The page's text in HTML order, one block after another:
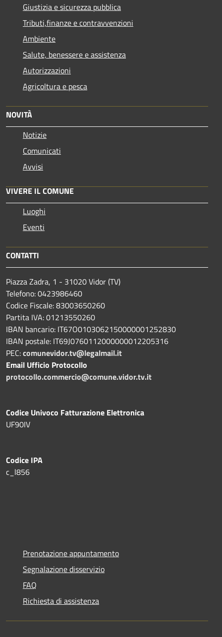
Giustizia e sicurezza pubblica
Tributi,finanze e contravvenzioni
Ambiente
Salute, benessere e assistenza
Autorizzazioni
Agricoltura e pesca
NOVITÀ
Notizie
Comunicati
Avvisi
VIVERE IL COMUNE
Luoghi
Eventi
CONTATTI
Piazza Zadra, 1 - 31020 Vidor (TV)
Telefono: 0423986460
Codice Fiscale: 83003650260
Partita IVA: 01213550260
IBAN bancario: IT67O0103062150000001252830
IBAN postale: IT69J0760112000000012205316
PEC:comunevidor.tv@legalmail.it
Email Ufficio Protocollo
protocollo.commercio@comune.vidor.tv.it
Codice Univoco Fatturazione Elettronica
UF90IV
Codice IPA
c_l856
Prenotazione appuntamento
Segnalazione disservizio
FAQ
Richiesta di assistenza